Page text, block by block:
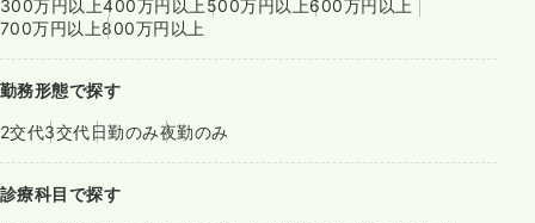
300万円以上400万円以上 500万円以上600万円以上
700万円以上800万円以上
勤務形態で探す
2交代3交代日勤のみ夜勤のみ
診療科目で探す